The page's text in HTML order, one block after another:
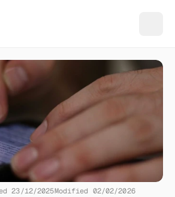
23/12/2025Modified 02/02/2026